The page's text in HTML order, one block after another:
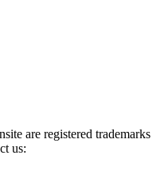
are registered trademarks
us: